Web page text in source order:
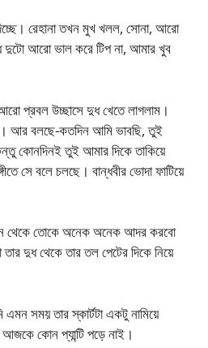
রেহানা তখন মুখ খলল, সোনা, আরো
দুটো আরো ভাল করে টিপ না, আমার খুব
প্রবল উচ্ছাসে দুধ খেতে লাগলাম।
আর বলছে-কতদিন আমি ভাবছি, তুই
কোনদিনই তুই আমার দিকে তাকিয়ে
সে বলে চলছে। বান্ধবীর ভোদা ফাটিয়ে
থেকে তোকে অনেক অনেক আদর করবো
দুধ থেকে তার তল পেটের দিকে নিয়ে
সময় তার স্কার্টটা একটু নামিয়ে
আজকে কোন প্যান্টি পড়ে নাই।